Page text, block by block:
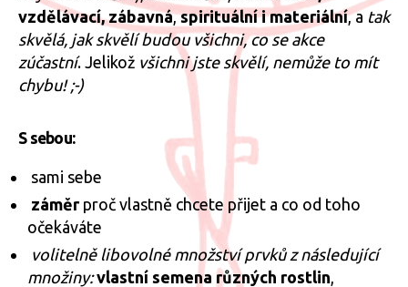
vzdělávací, zábavná,spirituální i materiální, a tak
skvělá, jak skvělí budou všichni, co se akce
zúčastní. Jelikož všichni jste skvělí, nemůže to mít
chybu! ;-)
S sebou:
sami sebe
záměrproč vlastně chcete přijet a co od toho
očekáváte
volitelně libovolné množství prvků z následující
množiny:vlastní semena různých rostlin